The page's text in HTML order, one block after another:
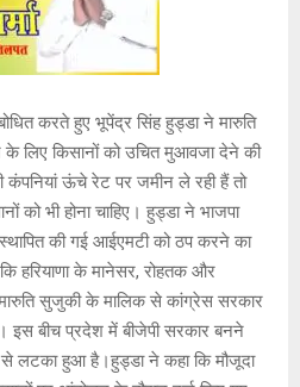
करते हुए भूपेंद्र सिंह हुड्डा ने मारुति
लिए किसानों को उचित मुआवजा देने की
कंपनियां ऊंचे रेट पर जमीन ले रही हैं तो
को भी होना चाहिए। हुड्डा ने भाजपा
की गई आईएमटी को ठप करने का
हरियाणा के मानेसर, रोहतक और
सुजुकी के मालिक से कांग्रेस सरकार
इस बीच प्रदेश में बीजेपी सरकार बनने
लटका हुआ है।हुड्डा ने कहा कि मौजूदा